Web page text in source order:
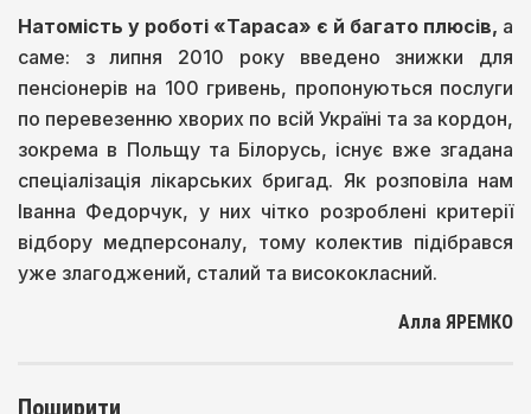
Натомість у роботі «Тараса» є й багато плюсів, а
саме: з липня 2010 року введено знижки для
пенсіонерів на 100 гривень, пропонуються послуги
по перевезенню хворих по всій Україні та за кордон,
зокрема в Польщу та Білорусь, існує вже згадана
спеціалізація лікарських бригад. Як розповіла нам
Іванна Федорчук, у них чітко розроблені критерії
відбору медперсоналу, тому колектив підібрався
уже злагоджений, сталий та висококласний.
Алла ЯРЕМКО